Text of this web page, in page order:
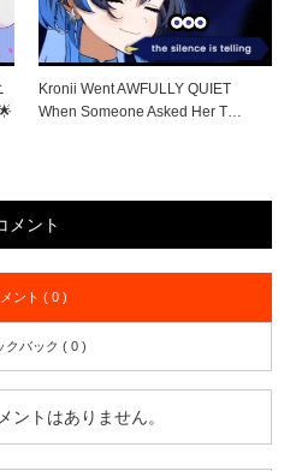
Kronii Went AWFULLY QUIET
When Someone Asked Her T…
メント
ント ( 0 )
クバック ( 0 )
ントはありません。